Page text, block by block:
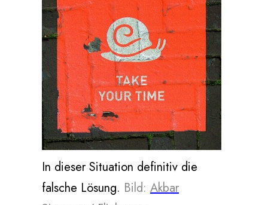
In dieser Situation definitiv die
falsche Lösung. Bild: Akbar